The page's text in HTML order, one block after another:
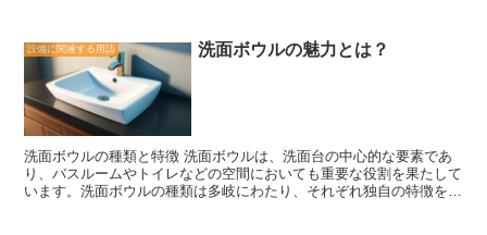
注意が必要です。自分の好みやライフスタイルに合った食器棚を選
び、食器を美しく収納することで、キッチンやダイニングルームをよ
り快適で魅力的な空間にすることができます。
連続的なお湯の供給が可能です。一度に大量のお湯を沸かすことがで
きるため、家族全員が快適にお風呂に入ることができます。また、お
湯の温度調節も簡単で、自分の好みに合わせて調整することができま
す。 ガス風呂給湯器は、省エネ性や使い勝手の良さだけでなく、安
全性も重要なポイントです。最新のガス風呂給湯器は、漏れや異常な
状態を検知するセンサーが搭載されており、安心して使用することが
できます。 ただし、ガス風呂給湯器を導入する際には、専門の業者
による設置や定期的な点検が必要です。また、ガスの供給や排気の確
保など、環境面の条件も考慮する必要があります。 ガス風呂給湯器
設備に関連する用語 洗面ボウルの魅力とは？
洗面ボウルの種類と特徴 洗面ボウルは、洗面台の中心的な要素であ
り、バスルームやトイレなどの空間においても重要な役割を果たして
います。洗面ボウルの種類は多岐にわたり、それぞれ独自の特徴を持